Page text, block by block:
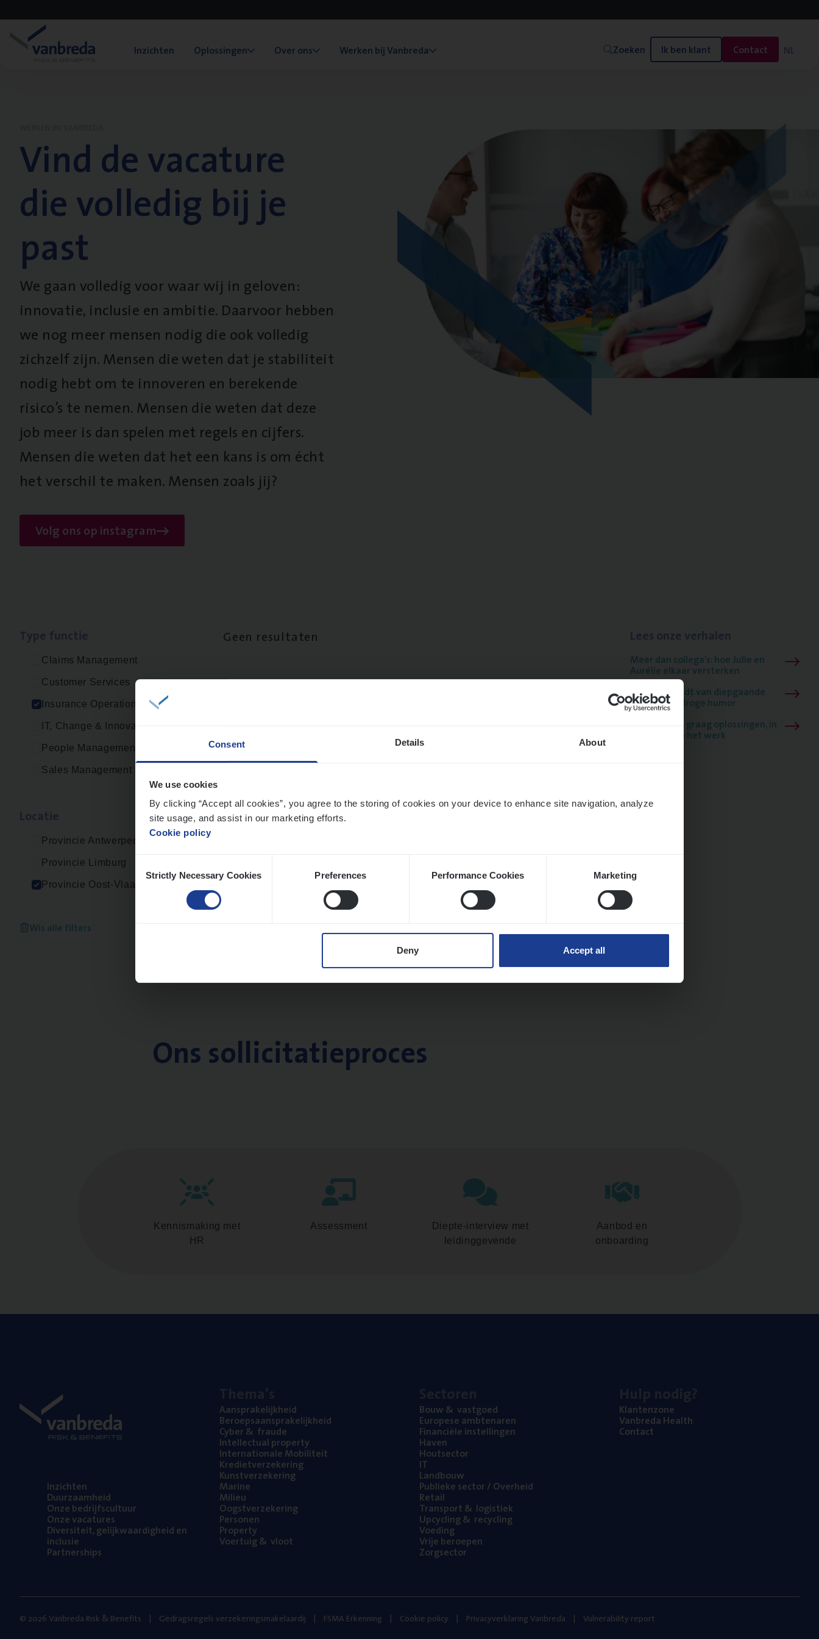
Consent Details About
We use cookies
By clicking “Accept all cookies”, you agree to the storing of cookies on your device to enhance site navigation, analyze
site usage, and assist in our marketing efforts.
Cookie policy
Selection
Strictly Necessary Cookies Preferences Performance Cookies Marketing
Deny Accept all
Inzichten Oplossingen Over ons Werken bij Vanbreda Zoeken Ik ben klant Contact NL
Vind de vacature
die volledig bij je
past
We gaan volledig voor waar wij in geloven:
innovatie, inclusie en ambitie. Daarvoor hebben
we nog meer mensen nodig die ook volledig
zichzelf zijn. Mensen die weten dat je stabiliteit
nodig hebt om te innoveren en berekende
risico’s te nemen. Mensen die weten dat deze
job meer is dan spelen met regels en cijfers.
Mensen die weten dat het een kans is om écht
het verschil te maken. Mensen zoals jij?
Volg ons op instagram
Claims Management
Customer Services
Insurance Operations
IT, Change & Innovation
People Management
Sales Management
Provincie Antwerpen
Provincie Limburg
Provincie Oost-Vlaanderen
Wis alle filters
Geen resultaten
Meer dan collega’s: hoe Julie en
Aurélie elkaar versterken
Mathias houdt van diepgaande
dossiers én droge humor
Thalia zoekt graag oplossingen, in
games én op het werk
Ons sollicitatieproces
Kennismaking met
HR
Assessment
Diepte-interview met
leidinggevende
Aanbod en
onboarding
Inzich­ten
Duur­zaam­heid
Onze bedrijfs­cul­tuur
Onze vaca­tu­res
Diver­si­teit, gelijk­waar­dig­heid en
inclusie
Part­ner­ships
Aan­spra­ke­lijk­heid
Beroeps­aan­spra­ke­lijk­heid
Cyber& fraude
Intel­lec­tu­al property
Inter­na­ti­o­na­le Mobiliteit
Kre­diet­ver­ze­ke­ring
Kunst­ver­ze­ke­ring
Mari­ne
Mili­eu
Oogst­ver­ze­ke­ring
Per­so­nen
Pro­per­ty
Voer­tuig& vloot
Bouw& vastgoed
Euro­pe­se ambtenaren
Finan­ci­ë­le instellingen
Haven
Hout­sec­tor
IT
Land­bouw
Publie­ke sec­tor / Overheid
Retail
Trans­port& logistiek
Upcy­cling& recycling
Voe­ding
Vrije beroe­pen
Zorg­sec­tor
Klan­ten­zo­ne
Van­b­re­da Health
Con­tact
© 2026 Vanbreda Risk & Benefits Gedragsregels verzekeringsmakelaardij FSMA Erkenning Cookie policy Privacyverklaring Vanbreda Vulnerability report